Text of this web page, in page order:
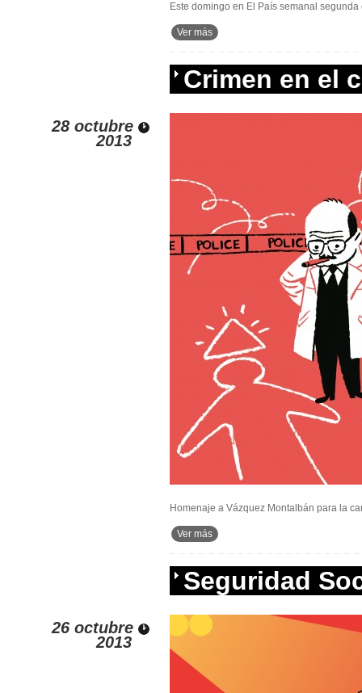
Este domingo en El País semanal
Ver más
Crimen en el
28 octubre
2013
Homenaje a Vázquez Montalbán para la
Ver más
Seguridad
26 octubre
2013